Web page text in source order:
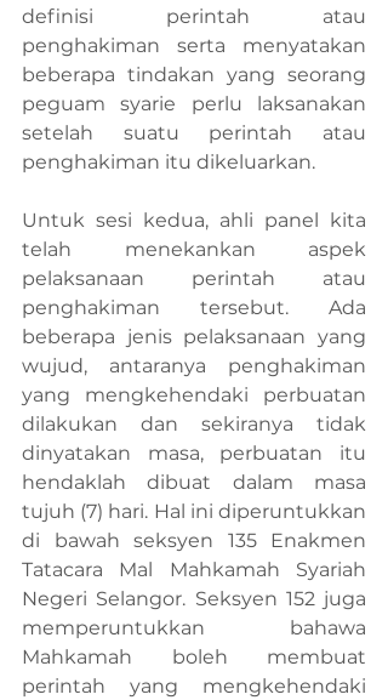
definisi perintah atau
penghakiman serta menyatakan
beberapa tindakan yang seorang
peguam syarie perlu laksanakan
setelah suatu perintah atau
penghakiman itu dikeluarkan.
Untuk sesi kedua, ahli panel kita
telah menekankan aspek
pelaksanaan perintah atau
penghakiman tersebut. Ada
beberapa jenis pelaksanaan yang
wujud, antaranya penghakiman
yang mengkehendaki perbuatan
dilakukan dan sekiranya tidak
dinyatakan masa, perbuatan itu
hendaklah dibuat dalam masa
tujuh (7) hari. Hal ini diperuntukkan
di bawah seksyen 135 Enakmen
Tatacara Mal Mahkamah Syariah
Negeri Selangor. Seksyen 152 juga
memperuntukkan bahawa
Mahkamah boleh membuat
perintah yang mengkehendaki